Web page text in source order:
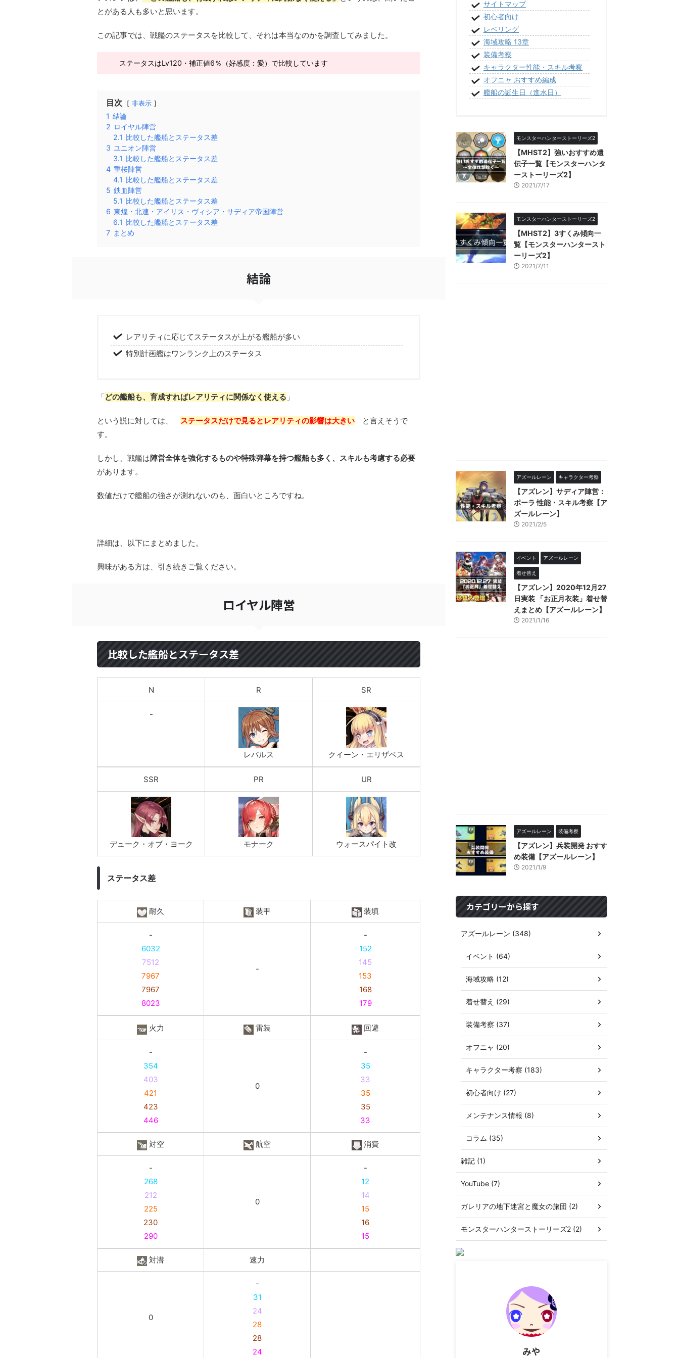
とがある人も多いと思います。
この記事では、戦艦のステータスを比較して、それは本当なのかを調査してみました。
ステータスはLv120・補正値6％（好感度：愛）で比較しています
目次 非表示
1 結論
2 ロイヤル陣営
2.1 比較した艦船とステータス差
3 ユニオン陣営
3.1 比較した艦船とステータス差
4 重桜陣営
4.1 比較した艦船とステータス差
5 鉄血陣営
5.1 比較した艦船とステータス差
6 東煌・北連・アイリス・ヴィシア・サディア帝国陣営
6.1 比較した艦船とステータス差
7 まとめ
結論
レアリティに応じてステータスが上がる艦船が多い
特別計画艦はワンランク上のステータス
「どの艦船も、育成すればレアリティに関係なく使える 」
という説に対しては、 ステータスだけで見るとレアリティの影響は大きい と言えそうで
す。
しかし、戦艦は陣営全体を強化するものや特殊弾幕を持つ艦船も多く、スキルも考慮する必要
があります。
数値だけで艦船の強さが測れないのも、面白いところですね。
詳細は、以下にまとめました。
興味がある方は、引き続きご覧ください。
ロイヤル陣営
比較した艦船とステータス差
N R SR
-
レパルス クイーン・エリザベス
SSR PR UR
デューク・オブ・ヨーク モナーク ウォースパイト改
ステータス差
耐久 装甲 装填
-
6032
7512
7967
7967
8023
-
-
152
145
153
168
179
火力 雷装 回避
-
354
403
421
423
446
0
-
35
33
35
35
33
対空 航空 消費
-
268
212
225
230
290
0
-
12
14
15
16
15
対潜 速力
0
-
31
24
28
28
24
サイトマップ
初心者向け
レベリング
海域攻略 13章
装備考察
キャラクター性能・スキル考察
オフニャ おすすめ編成
艦船の誕生日（進水日）
モンスターハンターストーリーズ2
【MHST2】強いおすすめ遺
伝子一覧【モンスターハンタ
ーストーリーズ2】
2021/7/17
モンスターハンターストーリーズ2
【MHST2】3すくみ傾向一
覧【モンスターハンタースト
ーリーズ2】
2021/7/11
アズールレーン キャラクター考察
【アズレン】サディア陣営：
ポーラ 性能・スキル考察【ア
ズールレーン】
2021/2/5
イベント アズールレーン
着せ替え
【アズレン】2020年12月27
日実装 「お正月衣装」着せ替
えまとめ【アズールレーン】
2021/1/16
アズールレーン 装備考察
【アズレン】兵装開発 おすす
め装備【アズールレーン】
2021/1/9
カテゴリーから探す
アズールレーン (348)
イベント (64)
海域攻略 (12)
着せ替え (29)
装備考察 (37)
オフニャ (20)
キャラクター考察 (183)
初心者向け (27)
メンテナンス情報 (8)
コラム (35)
雑記 (1)
YouTube (7)
ガレリアの地下迷宮と魔女の旅団 (2)
モンスターハンターストーリーズ2 (2)
みや